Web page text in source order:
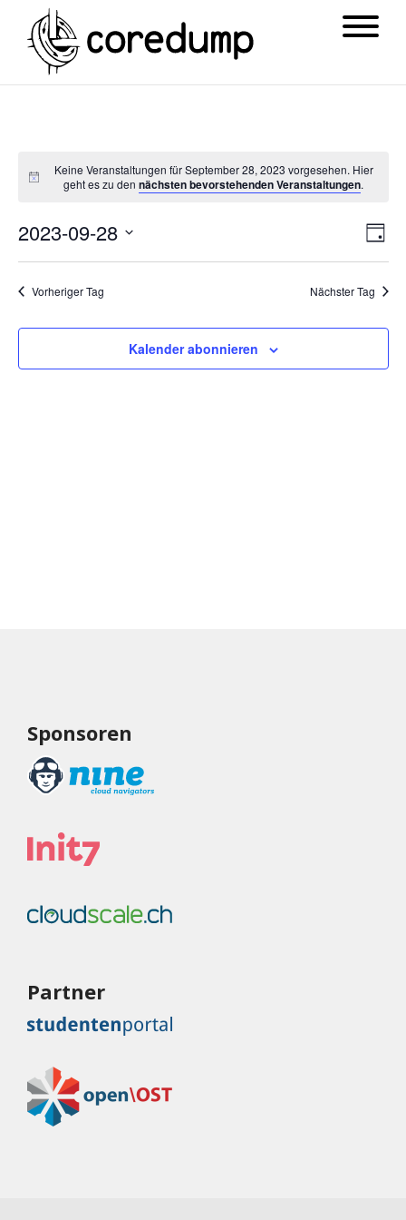
Keine Veranstaltungen für September 28, 2023 vorgesehen. Hier
geht es zu dennächsten bevorstehenden Veranstaltungen.
Tag
2023-09-28
Vorheriger Tag Nächster Tag
Kalender abonnieren
Sponsoren
Partner